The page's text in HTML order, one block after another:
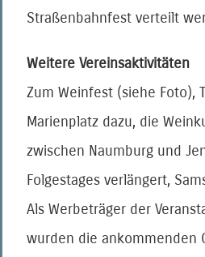
Straßenbahnfest verteilt
Weitere Vereinsaktivitäten
Zum Weinfest (siehe Foto),
Marienplatz dazu, die
zwischen Naumburg und
Folgestages verlängert,
Als Werbeträger der
wurden die ankommenden